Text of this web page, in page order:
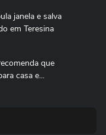
janela e salva
em Teresina
que
casa e...